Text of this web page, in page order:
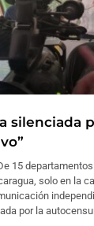
silenciada
15
solo en la
por la